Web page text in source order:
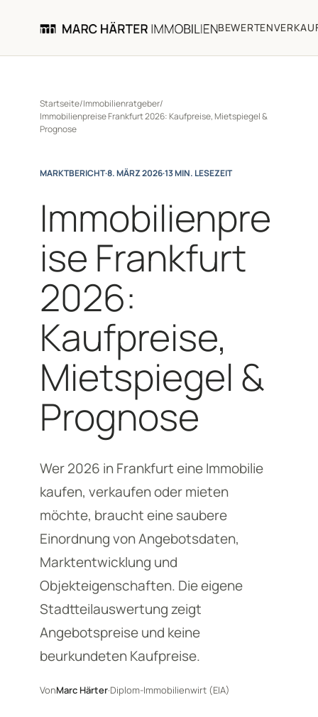
BEWERTEN
Startseite/Immobilienratgeber/
Immobilienpreise Frankfurt 2026: Kaufpreise, Mietspiegel &
Prognose
MARKTBERICHT·8. MÄRZ 2026·13 MIN. LESEZEIT
Immobilienpre
ise Frankfurt
2026:
Kaufpreise,
Mietspiegel &
Prognose
Wer 2026 in Frankfurt eine Immobilie
kaufen, verkaufen oder mieten
möchte, braucht eine saubere
Einordnung von Angebotsdaten,
Marktentwicklung und
Objekteigenschaften. Die eigene
Stadtteilauswertung zeigt
Angebotspreise und keine
beurkundeten Kaufpreise.
VonMarc Härter·Diplom-Immobilienwirt (EIA)